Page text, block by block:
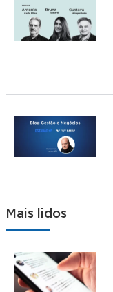
Mais lidos